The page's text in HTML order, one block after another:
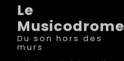
Le
Musicodrome
Du son hors des
murs